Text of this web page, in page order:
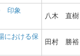
印象
八木 直樹
における保
田村 勝裕